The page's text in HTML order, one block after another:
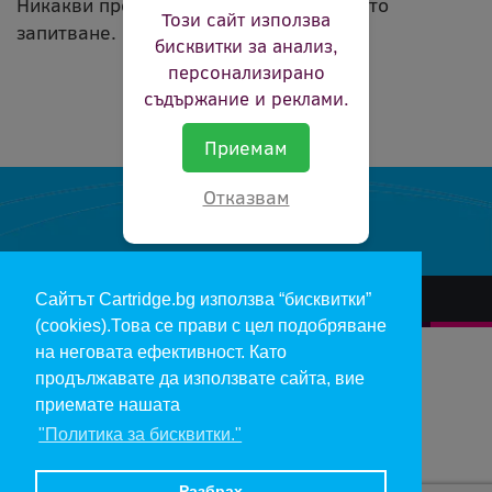
Сайтът Cartridge.bg използва “бисквитки”
(cookies).Това се прави с цел подобряване
на неговата ефективност. Като
продължавате да използвате сайта, вие
приемате нашата
"Политика за бисквитки."
запитване.
Този сайт използва
бисквитки за анализ,
персонализирано
съдържание и реклами.
Приемам
Отказвам
За нас Гаранции и рекламации Контакт Доставка
Отказ и връщане на продукти Общи условия за ползване
Изкупуване на празни касети
Цените в евро са изчислени по фиксирания курс 1 € = 1.95583 лв.